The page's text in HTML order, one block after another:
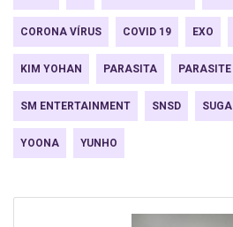
CORONA VÍRUS COVID 19 EXO
KIM YOHAN PARASITA PARASITE
SM ENTERTAINMENT SNSD SUGA
YOONA YUNHO